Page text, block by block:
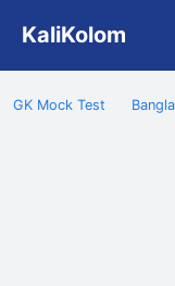
content
KaliKolom
GK Mock Test